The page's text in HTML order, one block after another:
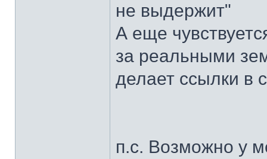
не выдержит"
А еще
за реальными
делает ссылки в
п.с. Возможно у